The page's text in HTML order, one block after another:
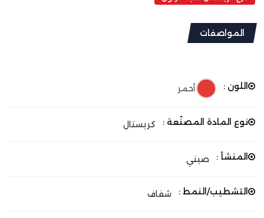
المواصفات
اللون : أحمر
نوع المادة المصنّعة : كريستال
المنشأ : صيني
التشطيب/النمط : شفاف